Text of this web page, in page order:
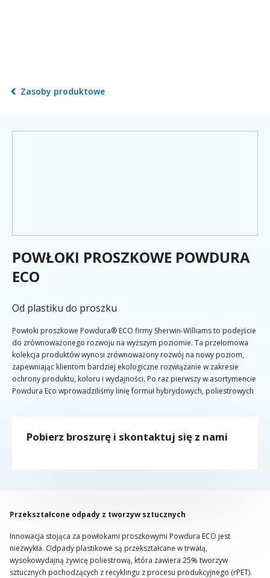
Zasoby produktowe
POWŁOKI PROSZKOWE POWDURA
ECO
Od plastiku do proszku
Powłoki proszkowe Powdura® ECO firmy Sherwin-Williams to podejście
do zrównoważonego rozwoju na wyższym poziomie. Ta przełomowa
kolekcja produktów wynosi zrównoważony rozwój na nowy poziom,
zapewniając klientom bardziej ekologiczne rozwiązanie w zakresie
ochrony produktu, koloru i wydajności. Po raz pierwszy w asortymencie
Powdura Eco wprowadziliśmy linię formuł hybrydowych, poliestrowych
Pobierz broszurę i skontaktuj się z nami
Przekształcone odpady z tworzyw sztucznych
Innowacja stojąca za powłokami proszkowymi Powdura ECO jest
niezwykła. Odpady plastikowe są przekształcane w trwałą,
wysokowydajną żywicę poliestrową, która zawiera 25% tworzyw
sztucznych pochodzących z recyklingu z procesu produkcyjnego (rPET).